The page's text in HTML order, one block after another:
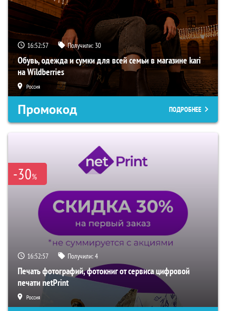
16:52:56 Получили: 30
Обувь, одежда и сумки для всей семьи в магазине kari
на Wildberries
Россия
Промокод ПОДРОБНЕЕ
-30%
16:52:56 Получили:4
Печать фотографий, фотокниг от сервиса цифровой
печати netPrint
Россия